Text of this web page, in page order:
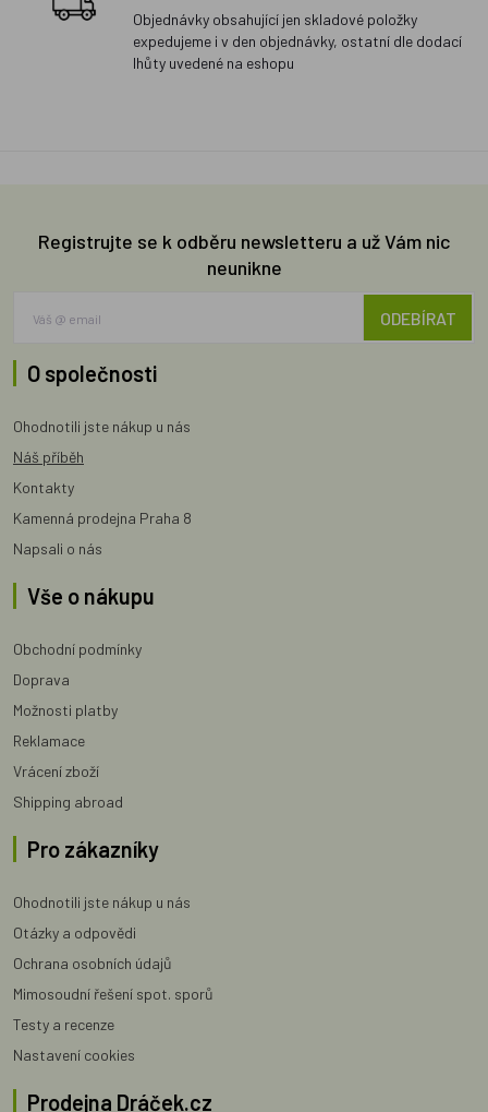
Objednávky obsahující jen skladové položky
expedujeme i v den objednávky, ostatní dle dodací
lhůty uvedené na eshopu
Registrujte se k odběru newsletteru a už Vám nic
neunikne
ODEBÍRAT
O společnosti
Ohodnotili jste nákup u nás
Náš příběh
Kontakty
Kamenná prodejna Praha 8
Napsali o nás
Vše o nákupu
Obchodní podmínky
Doprava
Možnosti platby
Reklamace
Vrácení zboží
Shipping abroad
Pro zákazníky
Ohodnotili jste nákup u nás
Otázky a odpovědi
Ochrana osobních údajů
Mimosoudní řešení spot. sporů
Testy a recenze
Nastavení cookies
Prodejna Dráček.cz